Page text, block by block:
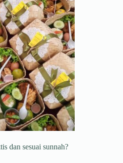
dan sesuai sunnah?